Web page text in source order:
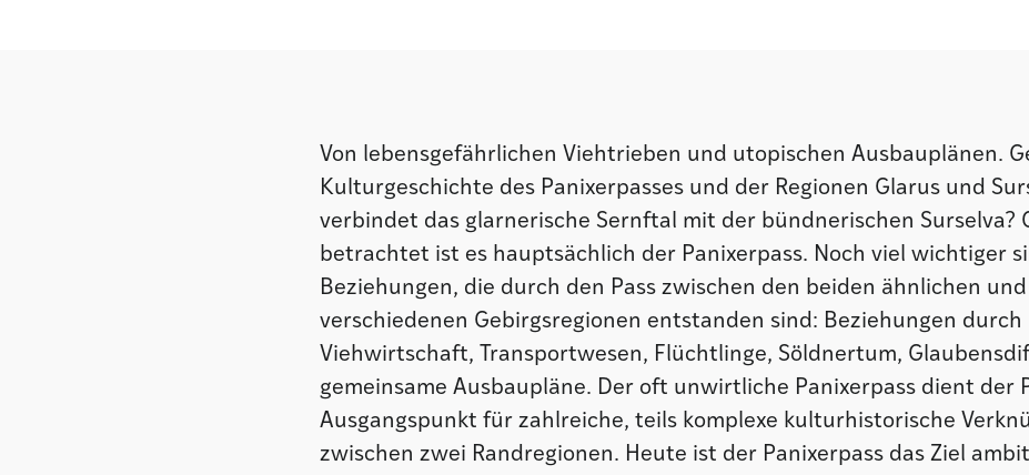
Von lebensgefährlichen Viehtrieben und utopischen Ausbauplänen.
Kulturgeschichte des Panixerpasses und der Regionen Glarus und
verbindet das glarnerische Sernftal mit der bündnerischen Surselva?
betrachtet ist es hauptsächlich der Panixerpass. Noch viel wichtiger
Beziehungen, die durch den Pass zwischen den beiden ähnlichen
verschiedenen Gebirgsregionen entstanden sind: Beziehungen durch
Viehwirtschaft, Transportwesen, Flüchtlinge, Söldnertum,
gemeinsame Ausbaupläne. Der oft unwirtliche Panixerpass dient der
Ausgangspunkt für zahlreiche, teils komplexe kulturhistorische
zwischen zwei Randregionen. Heute ist der Panixerpass das Ziel